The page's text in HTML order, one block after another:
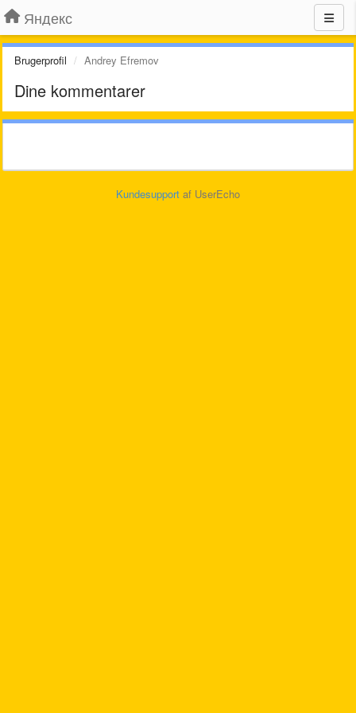
Яндекс
Brugerprofil Andrey Efremov
Dine kommentarer
Kundesupport af UserEcho